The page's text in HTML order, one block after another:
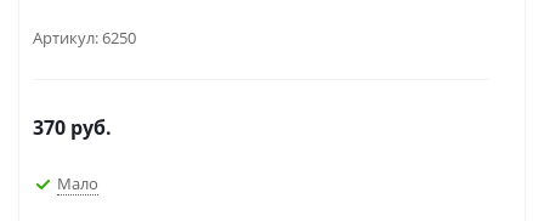
Артикул:6250
370 руб.
Мало